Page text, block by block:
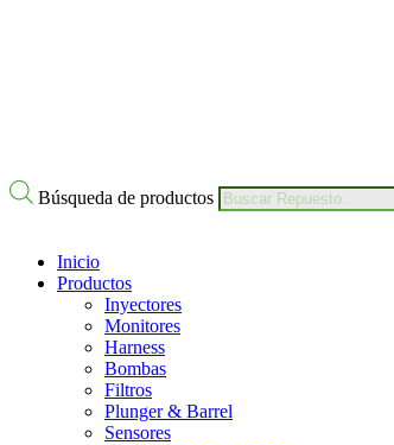
Búsqueda de productos
Inicio
Productos
Inyectores
Monitores
Harness
Bombas
Filtros
Plunger & Barrel
Sensores